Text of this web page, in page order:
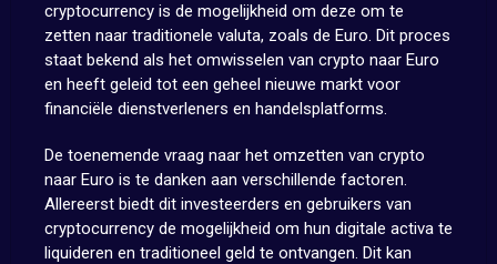
cryptocurrency is de mogelijkheid om deze om te
zetten naar traditionele valuta, zoals de Euro. Dit proces
staat bekend als het omwisselen van crypto naar Euro
en heeft geleid tot een geheel nieuwe markt voor
financiële dienstverleners en handelsplatforms.
De toenemende vraag naar het omzetten van crypto
naar Euro is te danken aan verschillende factoren.
Allereerst biedt dit investeerders en gebruikers van
cryptocurrency de mogelijkheid om hun digitale activa te
liquideren en traditioneel geld te ontvangen. Dit kan